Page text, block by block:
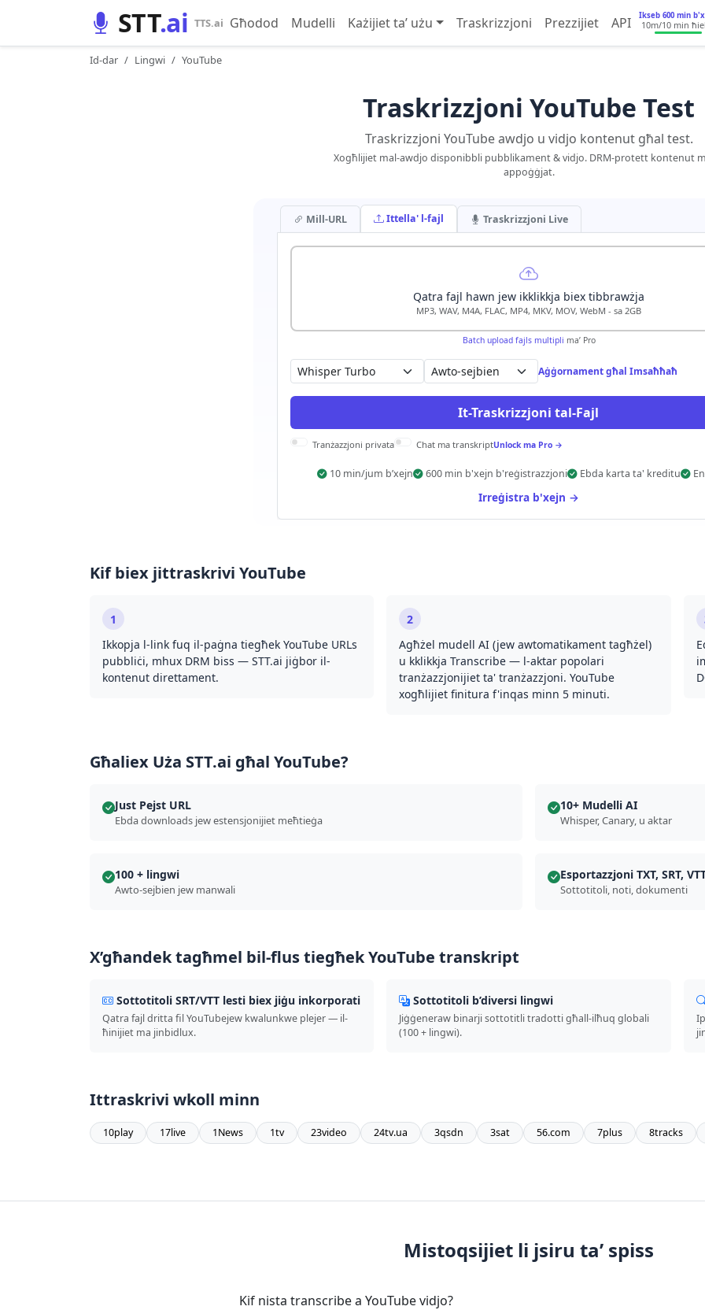
STT.ai TTS.ai Għodod Mudelli Każijiet ta’ użu Traskrizzjoni Prezzijiet API Ikseb 600 min
10m/10 min
Id-dar Lingwi YouTube
Traskrizzjoni YouTube Test
Traskrizzjoni YouTube awdjo u vidjo kontenut għal test.
Xogħlijiet mal-awdjo disponibbli pubblikament & vidjo. DRM-protett kontenut
appoġġjat.
Mill-URL Ittella' l-fajl Traskrizzjoni Live
Qatra fajl hawn jew ikklikkja biex tibbrawżja
MP3, WAV, M4A, FLAC, MP4, MKV, MOV, WebM - sa 2GB
Batch upload fajls multipli ma’ Pro
Awto-sejbien Aġġornament għal Imsaħħaħ
It-Traskrizzjoni tal-Fajl
Tranżazzjoni privata Chat ma transkriptUnlock ma Pro →
10 min/jum b’xejn 600 min b'xejn b'reġistrazzjoni Ebda karta ta' kreditu
Irreġistra b'xejn →
Kif biex jittraskrivi YouTube
1
Ikkopja l-link fuq il-paġna tiegħek YouTube URLs
pubbliċi, mhux DRM biss — STT.ai jiġbor il-
kontenut direttament.
2
Agħżel mudell AI (jew awtomatikament tagħżel)
u kklikkja Transcribe — l-aktar popolari
tranżazzjonijiet ta' tranżazzjoni. YouTube
xogħlijiet finitura f'inqas minn 5 minuti.
Għaliex Uża STT.ai għal YouTube?
Just Pejst URL
Ebda downloads jew estensjonijiet meħtieġa
10+ Mudelli AI
Whisper, Canary, u aktar
100 + lingwi
Awto-sejbien jew manwali
Esportazzjoni TXT, SRT,
Sottotitoli, noti, dokumenti
X’għandek tagħmel bil-flus tiegħek YouTube transkript
Sottotitoli SRT/VTT lesti biex jiġu inkorporati
Qatra fajl dritta fil YouTubejew kwalunkwe plejer — il-
ħinijiet ma jinbidlux.
Sottotitoli b’diversi lingwi
Jiġġeneraw binarji sottotitli tradotti għall-ilħuq globali
(100 + lingwi).
Ittraskrivi wkoll minn
10play 17live 1News 1tv 23video 24tv.ua 3qsdn 3sat 56.com 7plus 8tracks
Mistoqsijiet li jsiru ta’ spiss
Kif nista transcribe a YouTube vidjo?